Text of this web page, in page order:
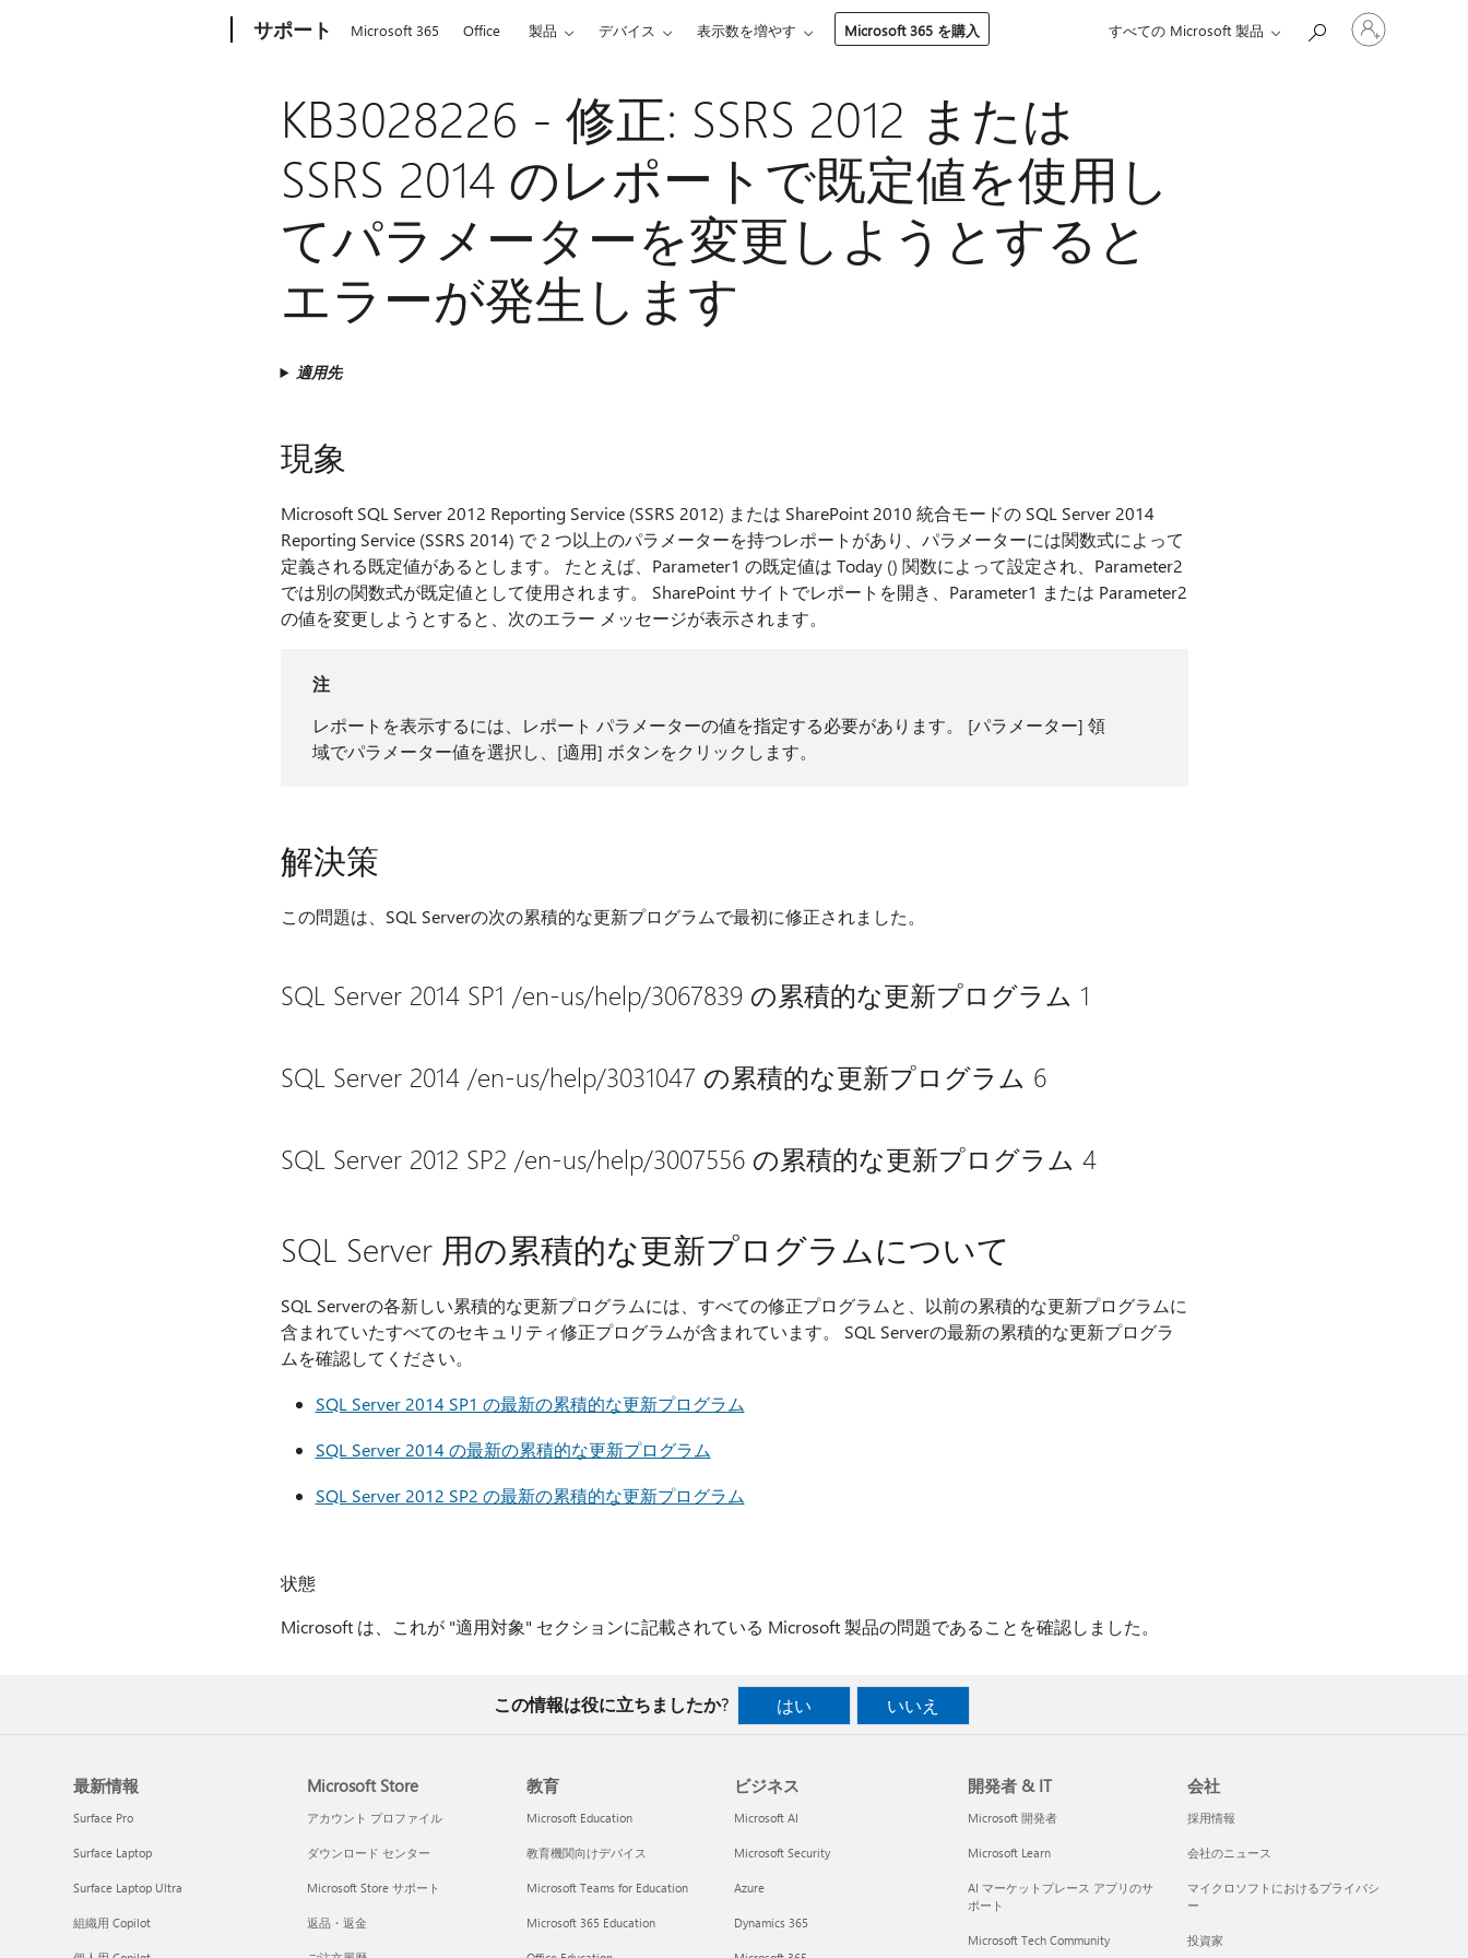
サポート Microsoft 365 Office 製品 デバイス 表示数を増やす Microsoft 365 を購入 すべての Microsoft 製品
カ
KB3028226 - 修正: SSRS 2012 または
SSRS 2014 のレポートで既定値を使用し
てパラメーターを変更しようとすると
エラーが発生します
適用先
現象
Microsoft SQL Server 2012 Reporting Service (SSRS 2012) または SharePoint 2010 統合モードの SQL Server 2014
Reporting Service (SSRS 2014) で 2 つ以上のパラメーターを持つレポートがあり、パラメーターには関数式によって
定義される既定値があるとします。 たとえば、Parameter1 の既定値は Today () 関数によって設定され、Parameter2
では別の関数式が既定値として使用されます。 SharePoint サイトでレポートを開き、Parameter1 または Parameter2
の値を変更しようとすると、次のエラー メッセージが表示されます。
注
レポートを表示するには、レポート パラメーターの値を指定する必要があります。 [パラメーター] 領
域でパラメーター値を選択し、[適用] ボタンをクリックします。
解決策
この問題は、SQL Serverの次の累積的な更新プログラムで最初に修正されました。
SQL Server 2014 SP1 /en-us/help/3067839 の累積的な更新プログラム 1
SQL Server 2014 /en-us/help/3031047 の累積的な更新プログラム 6
SQL Server 2012 SP2 /en-us/help/3007556 の累積的な更新プログラム 4
SQL Server 用の累積的な更新プログラムについて
SQL Serverの各新しい累積的な更新プログラムには、すべての修正プログラムと、以前の累積的な更新プログラムに
含まれていたすべてのセキュリティ修正プログラムが含まれています。 SQL Serverの最新の累積的な更新プログラ
ムを確認してください。
SQL Server 2014 SP1 の最新の累積的な更新プログラム
SQL Server 2014 の最新の累積的な更新プログラム
SQL Server 2012 SP2 の最新の累積的な更新プログラム
状態
Microsoft は、これが "適用対象" セクションに記載されている Microsoft 製品の問題であることを確認しました。
この情報は役に立ちましたか? はい いいえ
最新情報
Surface Pro
Surface Laptop
Surface Laptop Ultra
組織用 Copilot
Microsoft Store
アカウント プロファイル
ダウンロード センター
Microsoft Store サポート
返品・返金
教育
Microsoft Education
教育機関向けデバイス
Microsoft Teams for Education
Microsoft 365 Education
ビジネス
Microsoft AI
Microsoft Security
Azure
Dynamics 365
開発者 & IT
Microsoft 開発者
Microsoft Learn
AI マーケットプレース アプリのサ
ポート
Microsoft Tech Community
会社
採用情報
会社のニュース
マイクロソフトにおけるプライバシ
ー
投資家